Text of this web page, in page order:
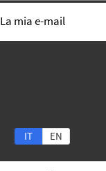
La mia e-mail
IT EN